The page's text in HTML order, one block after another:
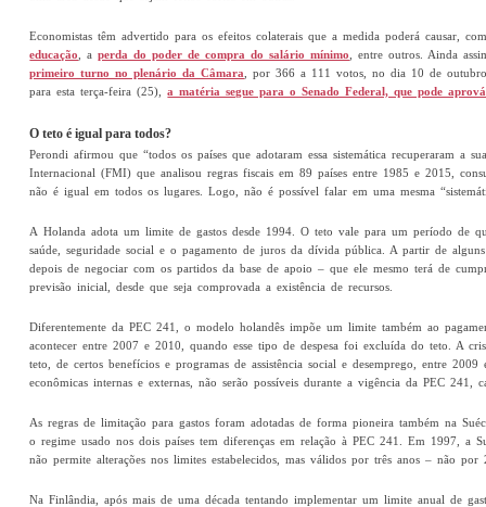
Economistas têm advertido para os efeitos colaterais que a medida poderá causar,
educação
, aperda do poder de compra do salário mínimo
, entre outros. Ainda
primeiro turno no plenário da Câmara
, por 366 a 111 votos, no dia 10 de
para esta terça-feira (25),a matéria segue para o Senado Federal, que pode
O teto é igual para todos?
Perondi afirmou que “todos os países que adotaram essa sistemática recuperaram a
Internacional (FMI) que analisou regras fiscais em 89 países entre 1985 e 2015,
não é igual em todos os lugares. Logo, não é possível falar em uma mesma
A Holanda adota um limite de gastos desde 1994. O teto vale para um período de
saúde, seguridade social e o pagamento de juros da dívida pública. A partir de
depois de negociar com os partidos da base de apoio – que ele mesmo terá de
previsão inicial, desde que seja comprovada a existência de recursos.
Diferentemente da PEC 241, o modelo holandês impõe um limite também ao
acontecer entre 2007 e 2010, quando esse tipo de despesa foi excluída do teto. A
teto, de certos benefícios e programas de assistência social e desemprego, entre
econômicas internas e externas, não serão possíveis durante a vigência da PEC 241,
As regras de limitação para gastos foram adotadas de forma pioneira também na
o regime usado nos dois países tem diferenças em relação à PEC 241. Em 1997, a
não permite alterações nos limites estabelecidos, mas válidos por três anos – não por
Na Finlândia, após mais de uma década tentando implementar um limite anual de